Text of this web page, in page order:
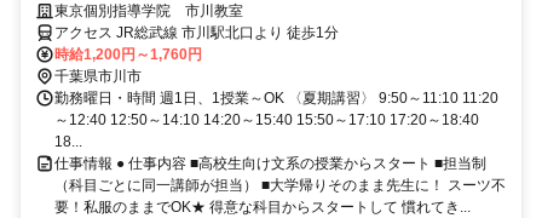
OK！この夏は先生バイトに挑戦
東京個別指導学院 市川教室
アクセス JR総武線 市川駅北口より 徒歩1分
時給1,200円～1,760円
千葉県市川市
勤務曜日・時間 週1日、1授業～OK 〈夏期講習〉 9:50～11:10 11:20
～12:40 12:50～14:10 14:20～15:40 15:50～17:10 17:20～18:40
18...
仕事情報 ● 仕事内容 ■高校生向け文系の授業からスタート ■担当制
（科目ごとに同一講師が担当） ■大学帰りそのまま先生に！ スーツ不
要！私服のままでOK★ 得意な科目からスタートして 慣れてき...